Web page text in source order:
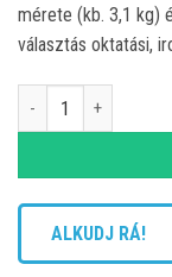
mérete (kb. 3,1 kg)
választás oktatási,
Epson EB-FH54
ALKUDJ RÁ!